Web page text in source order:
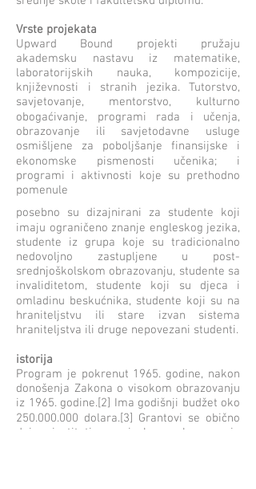
Vrste projekata
Upward Bound projekti pružaju
akademsku nastavu iz matematike,
laboratorijskih nauka, kompozicije,
književnosti i stranih jezika. Tutorstvo,
savjetovanje, mentorstvo, kulturno
obogaćivanje, programi rada i učenja,
obrazovanje ili savjetodavne usluge
osmišljene za poboljšanje finansijske i
ekonomske pismenosti učenika; i
programi i aktivnosti koje su prethodno
pomenule
posebno su dizajnirani za studente koji
imaju ograničeno znanje engleskog jezika,
studente iz grupa koje su tradicionalno
nedovoljno zastupljene u post-
srednjoškolskom obrazovanju, studente sa
invaliditetom, studente koji su djeca i
omladinu beskućnika, studente koji su na
hraniteljstvu ili stare izvan sistema
hraniteljstva ili druge nepovezani studenti.
istorija
Program je pokrenut 1965. godine, nakon
donošenja Zakona o visokom obrazovanju
iz 1965. godine.[2] Ima godišnji budžet oko
250.000.000 dolara.[3] Grantovi se obično
daju institutima visokog obrazovanja